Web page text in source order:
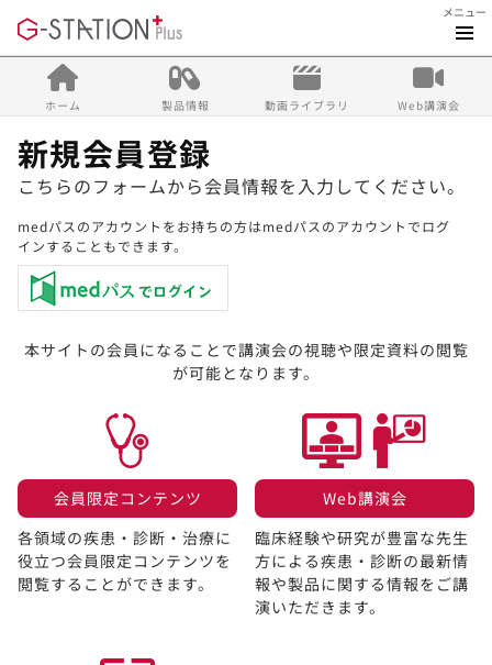
メニュー
ホーム 製品情報 動画ライブラリ Web講演会
新規会員登録
こちらのフォームから会員情報を入力してください。
medパスのアカウントをお持ちの方はmedパスのアカウントでログ
インすることもできます。
本サイトの会員になることで講演会の視聴や限定資料の閲覧
が可能となります。
会員限定コンテンツ​
各領域の疾患・診断・治療に
役立つ会員限定コンテンツを
閲覧することができます。​
Web講演会​
臨床経験や研究が豊富な先生
方による疾患・診断の最新情
報や製品に関する情報をご講
演いただきます。